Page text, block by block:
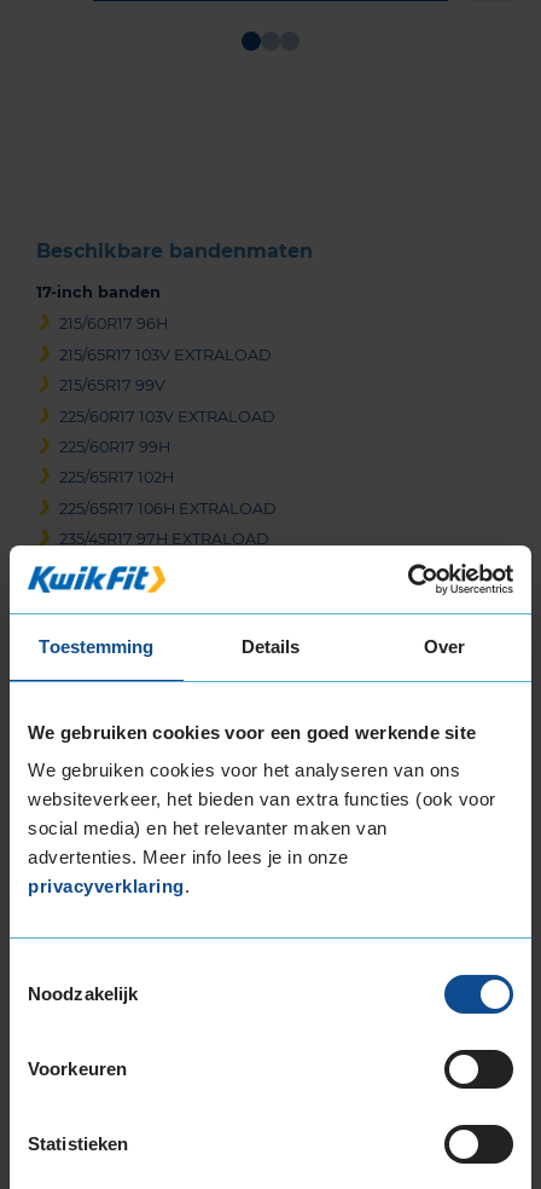
Toestemming Details Over
We gebruiken cookies voor een goed werkende site
We gebruiken cookies voor het analyseren van ons
websiteverkeer, het bieden van extra functies (ook voor
social media) en het relevanter maken van
advertenties. Meer info lees je in onze
privacyverklaring.
Noodzakelijk
Voorkeuren
Statistieken
Beschikbare bandenmaten
17-inch banden
215/60R17 96H
215/65R17 103V EXTRALOAD
215/65R17 99V
225/60R17 103V EXTRALOAD
225/60R17 99H
225/65R17 102H
225/65R17 106H EXTRALOAD
235/45R17 97H EXTRALOAD
235/45R17 97V EXTRALOAD
235/55R17 99H
235/65R17 108V EXTRALOAD
245/45R17 99V EXTRALOAD
245/65R17 111H EXTRALOAD
255/40R17 98V EXTRALOAD
255/65R17 114H EXTRALOAD
18-inch banden
215/40R18 89V EXTRALOAD